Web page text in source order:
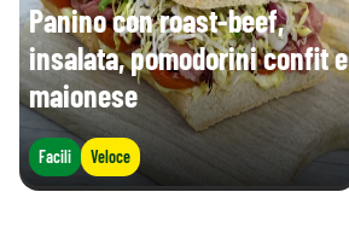
Panino con roast-beef,
insalata, pomodorini confit e
maionese
Facili Veloce